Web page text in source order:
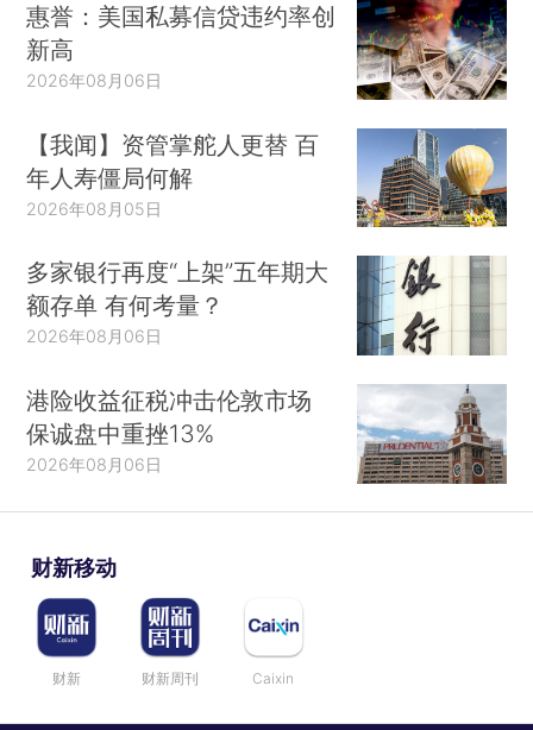
惠誉：美国私募信贷违约率创
新高
2026年08月06日
【我闻】资管掌舵人更替 百
年人寿僵局何解
2026年08月05日
多家银行再度“上架”五年期大
额存单 有何考量？
2026年08月06日
港险收益征税冲击伦敦市场
保诚盘中重挫13%
2026年08月06日
财新移动
财新 财新周刊 Caixin